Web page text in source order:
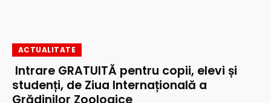
ACTUALITATE
Intrare GRATUITĂ pentru copii, elevi și
studenți, de Ziua Internațională a